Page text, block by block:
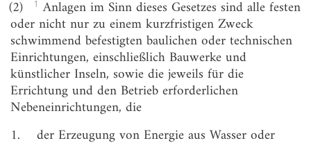
§ 8
Einvernehmensregelung
§ 9
Veränderungssperre
§ 10
Sicherheitszonen
§ 11
Bekanntmachung der Anlagen und
ihrer Sicherheitszonen
(2)
Anlagen im Sinn dieses Gesetzes sind alle festen
oder nicht nur zu einem kurzfristigen Zweck
schwimmend befestigten baulichen oder technischen
Einrichtungen, einschließlich Bauwerke und
künstlicher Inseln, sowie die jeweils für die
Errichtung und den Betrieb erforderlichen
Nebeneinrichtungen, die
1.
der Erzeugung von Energie aus Wasser oder